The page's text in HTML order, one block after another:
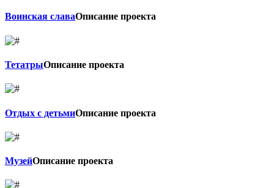
Воинская славаОписание проекта
ТетатрыОписание проекта
Отдых с детьмиОписание проекта
МузейОписание проекта